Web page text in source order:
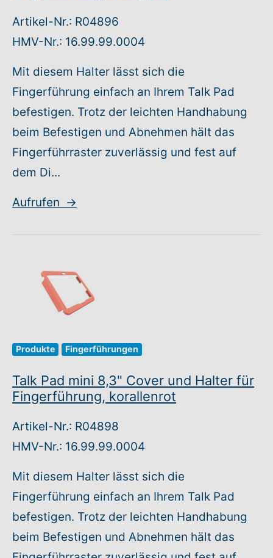
Artikel-Nr.: R04896
HMV-Nr.: 16.99.99.0004
Mit diesem Halter lässt sich die
Fingerführung einfach an Ihrem Talk Pad
befestigen. Trotz der leichten Handhabung
beim Befestigen und Abnehmen hält das
Fingerführraster zuverlässig und fest auf
dem Di...
Aufrufen →
Produkte Fingerführungen
Talk Pad mini 8,3" Cover und Halter für
Fingerführung, korallenrot
Artikel-Nr.: R04898
HMV-Nr.: 16.99.99.0004
Mit diesem Halter lässt sich die
Fingerführung einfach an Ihrem Talk Pad
befestigen. Trotz der leichten Handhabung
beim Befestigen und Abnehmen hält das